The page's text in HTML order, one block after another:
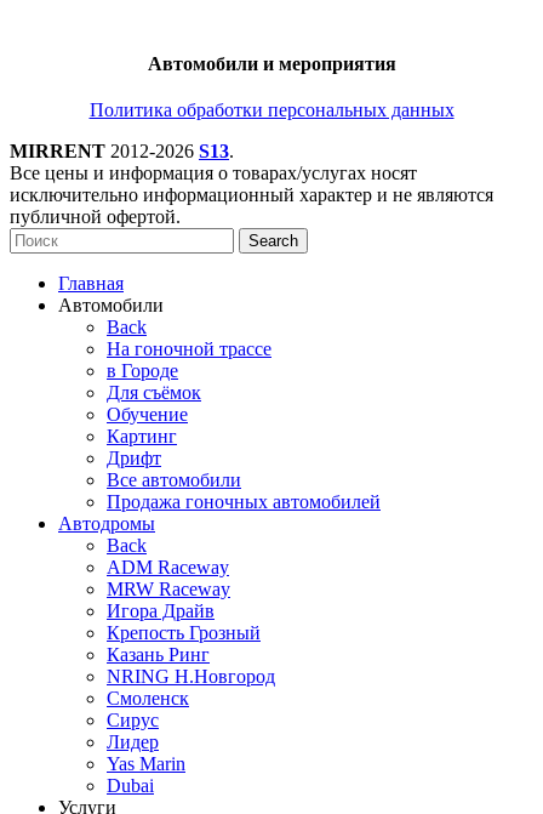
Автомобили и мероприятия
Политика обработки персональных данных
MIRRENT 2012-2026 S13.
Все цены и информация о товарах/услугах носят
исключительно информационный характер и не являются
публичной офертой.
Search
Главная
Автомобили
Back
На гоночной трассе
в Городе
Для съёмок
Обучение
Картинг
Дрифт
Все автомобили
Продажа гоночных автомобилей
Автодромы
Back
ADM Raceway
MRW Raceway
Игора Драйв
Крепость Грозный
Казань Ринг
NRING Н.Новгород
Смоленск
Сирус
Лидер
Yas Marin
Dubai
Услуги